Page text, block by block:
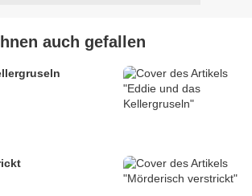
auch gefallen